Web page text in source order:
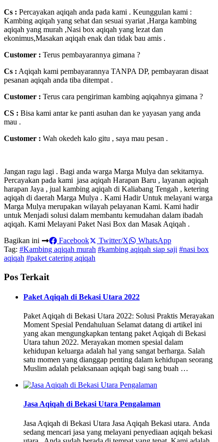
Cs : Percayakan aqiqah anda pada kami . Keunggulan kami :
Kambing aqiqah yang sehat dan sesuai syariat ,Harga kambing
aqiqah yang murah ,Nasi box aqiqah yang lezat dan
ekonimus,Masakan aqiqah enak dan tidak bau amis .
Customer : Terus pembayarannya gimana ?
Cs : Aqiqah kami pembayarannya TANPA DP, pembayaran disaat
pesanan aqiqah anda tiba ditempat .
Customer : Terus cara pengiriman kambing aqiqahnya gimana ?
CS : Bisa kami antar ke panti asuhan dan ke yayasan yang anda
mau .
Customer : Wah okedeh kalo gitu , saya mau pesan .
Jangan ragu lagi . Bagi anda warga Marga Mulya dan sekitarnya.
Percayakan pada kami jasa aqiqah Harapan Baru , layanan aqiqah
harapan Jaya , jual kambing aqiqah di Kaliabang Tengah , ketering
aqiqah di daerah Marga Mulya . Kami Hadir Untuk melayani warga
Marga Mulya merupakan wilayah pelayanan Kami. Kami hadir
untuk Menjadi solusi dalam membantu kemudahan dalam ibadah
aqiqah. Kami Melayani Paket Nasi Box dan Masak Aqiqah .
Bagikan ini
Facebook Twitter/X
WhatsApp
Tag: #Kambing aqiqah murah #kambing aqiqah siap saji #nasi box
aqiqah #paket catering aqiqah
Pos Terkait
Paket Aqiqah di Bekasi Utara 2022
Paket Aqiqah di Bekasi Utara 2022: Solusi Praktis Merayakan
Moment Spesial Pendahuluan Selamat datang di artikel ini
yang akan mengungkapkan tentang paket Aqiqah di Bekasi
Utara tahun 2022. Merayakan momen spesial dalam
kehidupan keluarga adalah hal yang sangat berharga. Salah
satu momen yang dianggap penting dalam kehidupan seorang
Muslim adalah pelaksanaan aqiqah bagi sang buah …
Jasa Aqiqah di Bekasi Utara Pengalaman
Jasa Aqiqah di Bekasi Utara Jasa Aqiqah Bekasi utara. Anda
sedang mencari jasa yang melayani penyediaan aqiqah bekasi